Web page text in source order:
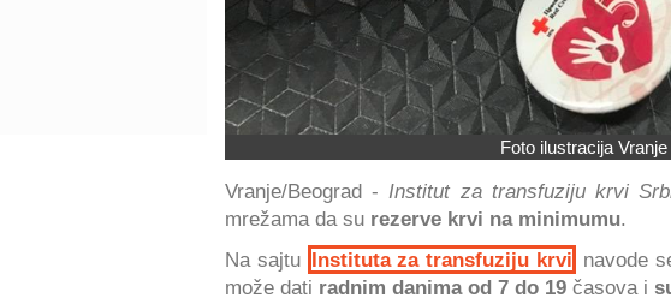
Foto ilustracija
Vranje/Beograd - Institut za transfuziju krvi
mrežama da su rezerve krvi na minimumu.
Na sajtu Instituta za transfuziju krvi
navode
može dati radnim danima od 7 do 19 časova i